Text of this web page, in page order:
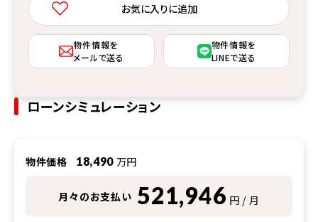
お気に入りに追加
物件情報を
メールで送る
物件情報を
LINEで送る
ローンシミュレーション
物件価格 18,490 万円
月々のお支払い 521,946 円 / 月